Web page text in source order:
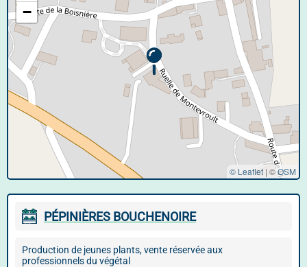
−
© Leaflet | ©OSM
PÉPINIÈRES BOUCHENOIRE
Production de jeunes plants, vente réservée aux
professionnels du végétal